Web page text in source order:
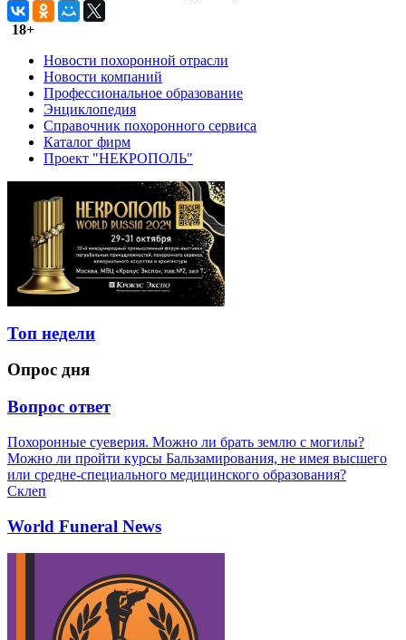
18+
Новости похоронной отрасли
Новости компаний
Профессиональное образование
Энциклопедия
Справочник похоронного сервиса
Каталог фирм
Проект "НЕКРОПОЛЬ"
Топ недели
Опрос дня
Вопрос ответ
Похоронные суеверия. Можно ли брать землю с могилы?
Можно ли пройти курсы Бальзамирования, не имея высшего
или средне-специального медицинского образования?
Склеп
World Funeral News